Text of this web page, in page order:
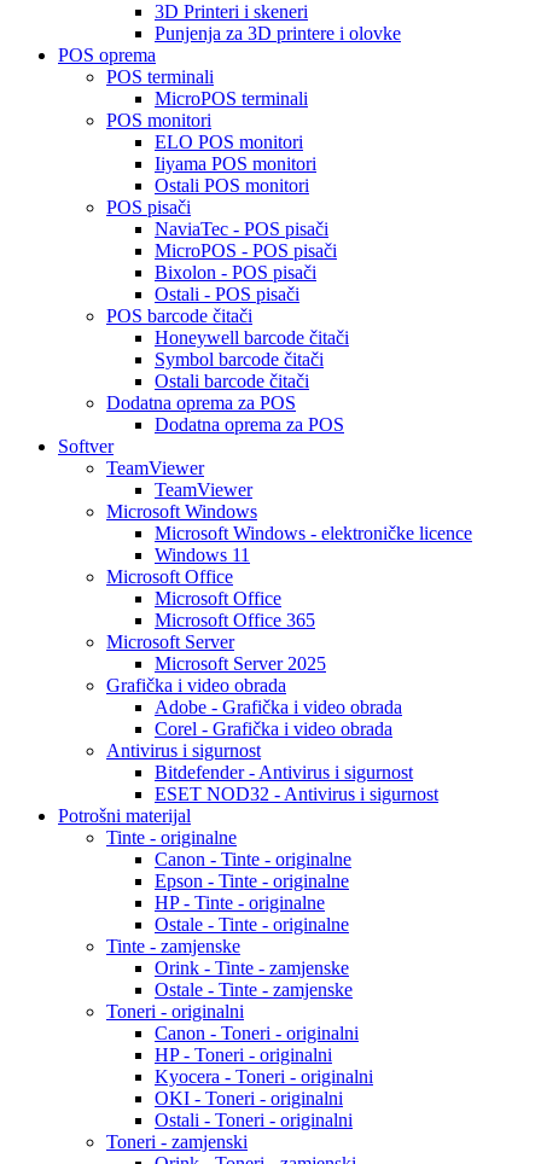
3D Printeri i skeneri
Punjenja za 3D printere i olovke
POS oprema
POS terminali
MicroPOS terminali
POS monitori
ELO POS monitori
Iiyama POS monitori
Ostali POS monitori
POS pisači
NaviaTec - POS pisači
MicroPOS - POS pisači
Bixolon - POS pisači
Ostali - POS pisači
POS barcode čitači
Honeywell barcode čitači
Symbol barcode čitači
Ostali barcode čitači
Dodatna oprema za POS
Dodatna oprema za POS
Softver
TeamViewer
TeamViewer
Microsoft Windows
Microsoft Windows - elektroničke licence
Windows 11
Microsoft Office
Microsoft Office
Microsoft Office 365
Microsoft Server
Microsoft Server 2025
Grafička i video obrada
Adobe - Grafička i video obrada
Corel - Grafička i video obrada
Antivirus i sigurnost
Bitdefender - Antivirus i sigurnost
ESET NOD32 - Antivirus i sigurnost
Potrošni materijal
Tinte - originalne
Canon - Tinte - originalne
Epson - Tinte - originalne
HP - Tinte - originalne
Ostale - Tinte - originalne
Tinte - zamjenske
Orink - Tinte - zamjenske
Ostale - Tinte - zamjenske
Toneri - originalni
Canon - Toneri - originalni
HP - Toneri - originalni
Kyocera - Toneri - originalni
OKI - Toneri - originalni
Ostali - Toneri - originalni
Toneri - zamjenski